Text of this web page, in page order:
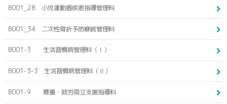
B001_28 小児運動器疾患指導管理料
B001_34 二次性骨折予防継続管理料
B001-3 生活習慣病管理料（Ⅰ）
B001-3-3 生活習慣病管理料（Ⅱ）
B001-9 療養・就労両立支援指導料